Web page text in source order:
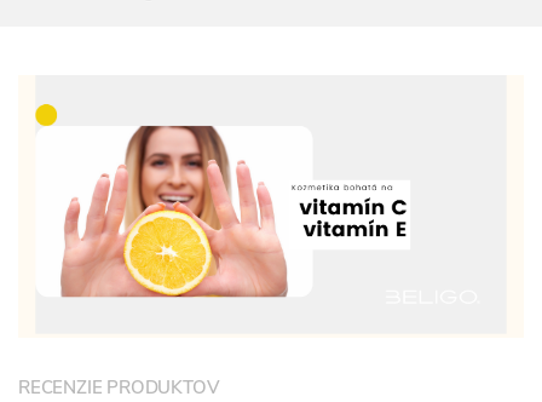
RECENZIE PRODUKTOV